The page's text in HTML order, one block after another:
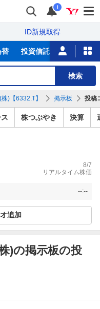
i
ID新規取得
替 投資信託 ニュース
検索
)【6332.T】 掲示板 投稿
株つぶやき 決算
8/7
リアルタイム株価
--:--
追加
)の掲示板の投